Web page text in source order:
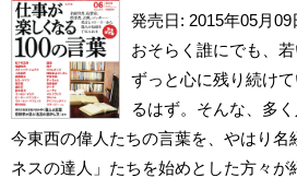
発売日: 2015年05月09
おそらく誰にでも、
ずっと心に残り続け
るはず。そんな、多
今東西の偉人たちの言葉を、やはり名
ネスの達人」たちを始めとした方々が